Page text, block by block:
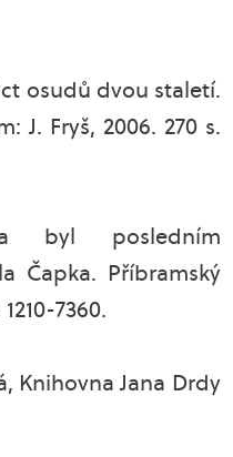
osudů dvou staletí.
J. Fryš, 2006. 270 s.
byl posledním
Čapka. Příbramský
7360.
Knihovna Jana Drdy